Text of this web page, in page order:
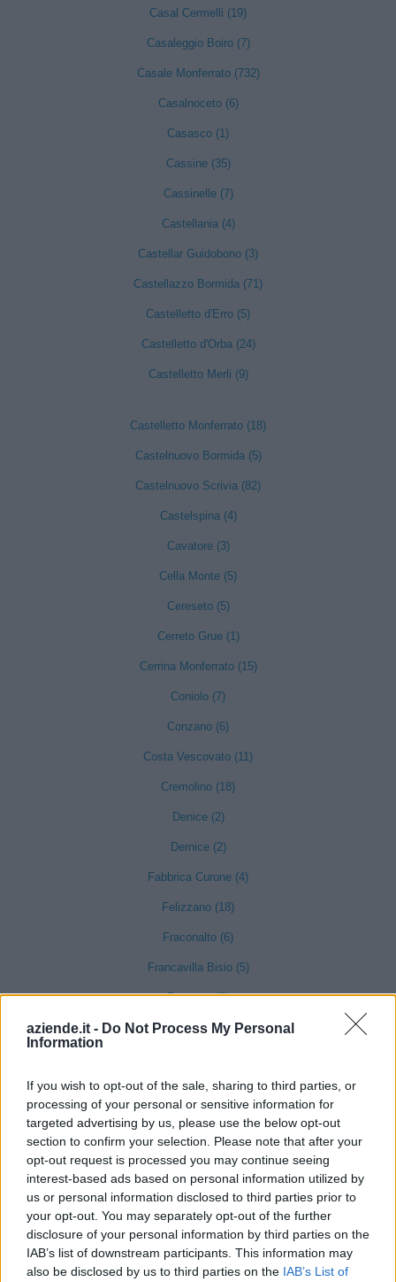
aziende.it - Do Not Process My Personal
Information
If you wish to opt-out of the sale, sharing to third parties, or
processing of your personal or sensitive information for
targeted advertising by us, please use the below opt-out
section to confirm your selection. Please note that after your
opt-out request is processed you may continue seeing
interest-based ads based on personal information utilized by
us or personal information disclosed to third parties prior to
your opt-out. You may separately opt-out of the further
disclosure of your personal information by third parties on the
IAB’s list of downstream participants. This information may
also be disclosed by us to third parties on the IAB’s List of
Casal Cermelli (19)
Casaleggio Boiro (7)
Casale Monferrato (732)
Casalnoceto (6)
Casasco (1)
Cassine (35)
Cassinelle (7)
Castellania (4)
Castellar Guidobono (3)
Castellazzo Bormida (71)
Castelletto d'Erro (5)
Castelletto d'Orba (24)
Castelletto Merli (9)
Castelletto Monferrato (18)
Castelnuovo Bormida (5)
Castelnuovo Scrivia (82)
Castelspina (4)
Cavatore (3)
Cella Monte (5)
Cereseto (5)
Cerreto Grue (1)
Cerrina Monferrato (15)
Coniolo (7)
Conzano (6)
Costa Vescovato (11)
Cremolino (18)
Denice (2)
Dernice (2)
Fabbrica Curone (4)
Felizzano (18)
Fraconalto (6)
Francavilla Bisio (5)
Frascaro (3)
Frassinello Monferrato (7)
Fresonara (3)
Frugarolo (19)
Fubine Monferrato (19)
Gabiano (16)
Gamalero (6)
Garbagna (3)
Gavi (101)